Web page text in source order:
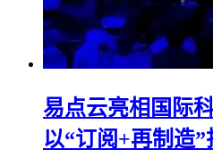
易点云亮相国际
以“订阅+再制造